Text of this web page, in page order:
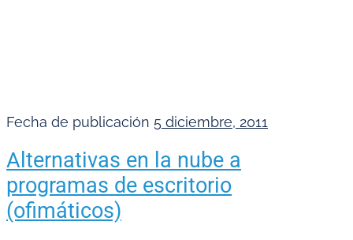
Fecha de publicación 5 diciembre, 2011
Alternativas en la nube a
programas de escritorio
(ofimáticos)